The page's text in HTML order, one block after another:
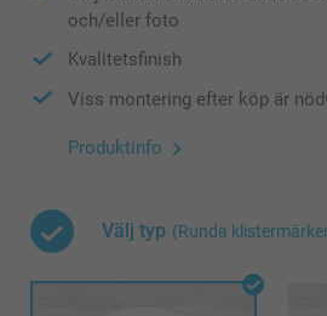
och/eller foto
Kvalitetsfinish
Viss montering efter köp är
Produktinfo
Välj typ (Runda